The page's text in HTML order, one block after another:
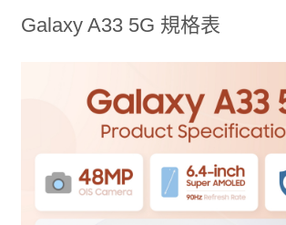
Galaxy A33 5G 規格表